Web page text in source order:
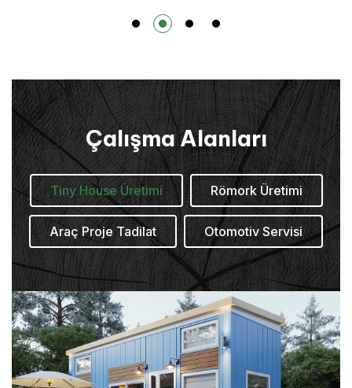
Çalışma Alanları
Tiny House Üretimi Römork Üretimi
Araç Proje Tadilat Otomotiv Servisi